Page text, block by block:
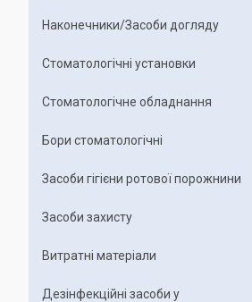
Наконечники/Засоби догляду
Стоматологічні установки
Стоматологічне обладнання
Бори стоматологічні
Засоби гігієни ротової порожнини
Засоби захисту
Витратні матеріали
Дезінфекційні засоби у